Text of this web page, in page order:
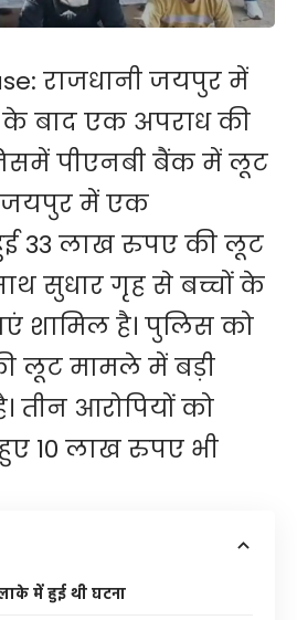
राजधानी जयपुर में
बाद एक अपराध की
पीएनबी बैंक में लूट
में एक
33 लाख रुपए की लूट
सुधार गृ​ह से बच्चों के
शामिल है। पुलिस को
लूट मामले में बड़ी
तीन आरोपियों को
10 लाख रुपए भी
में हुई थी घटना